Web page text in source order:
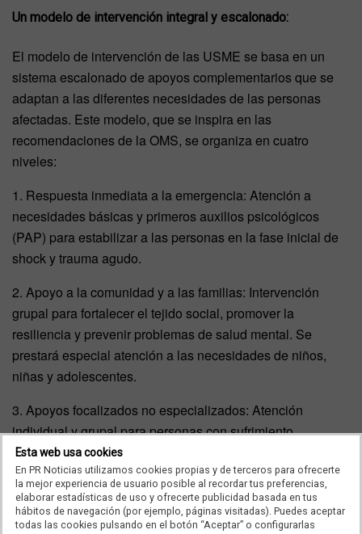
Un modelo de intervención integral y escalonado:
El modelo de intervención de las USME se basa en un
sistema escalonado de apoyos complementarios que se
adaptan a las diferentes necesidades de las personas
afectadas. Este modelo, que se inspira en las
recomendaciones de la OMS, se organiza en cuatro
niveles:
1. Respuesta inmediata a la emergencia: Atención a
necesidades básicas y primeros auxilios psicológicos
(PAP) para estabilizar a las personas en la fase inicial de
shock y trauma agudo.
2. Apoyo a la comunidad y a las familias: Intervención
grupal para fortalecer el tejido social, promover la
resiliencia y prevenir problemas de salud mental. Se
prestará especial atención a las necesidades de niños,
niñas y adolescentes.
3. Apoyos focalizados no especializados: Atención
individual y grupal para personas con sufrimiento
moderado y grupos vulnerables que requieran apoyo
terapéutico.
4. Servicios especializados: Coordinación con las redes
de atención especializada a la salud mental para personas
Esta web usa cookies
En PR Noticias utilizamos cookies propias y de terceros para ofrecerte
la mejor experiencia de usuario posible al recordar tus preferencias,
elaborar estadísticas de uso y ofrecerte publicidad basada en tus
hábitos de navegación (por ejemplo, páginas visitadas). Puedes aceptar
todas las cookies pulsando en el botón “Aceptar” o configurarlas